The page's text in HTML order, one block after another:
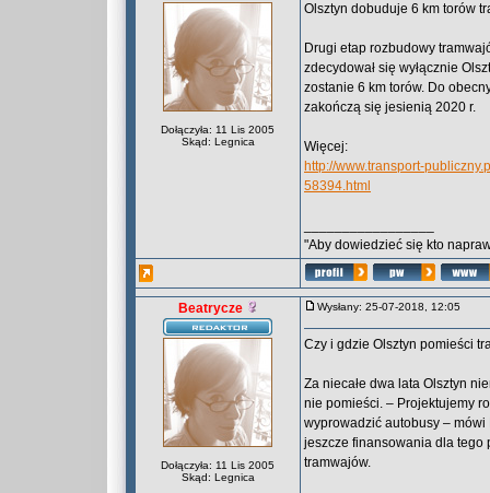
Dołączyła: 11 Lis 2005
Skąd: Legnica
Olsztyn dobuduje 6 km torów
Drugi etap rozbudowy
zdecydował się wyłącznie
zostanie 6 km torów. Do
zakończą się jesienią 2020 r.
Więcej:
http://www.transport-
58394.html
"Aby dowiedzieć się kto
Beatrycze
Dołączyła: 11 Lis 2005
Skąd: Legnica
Wysłany: 25-07-2018, 12:05
Czy i gdzie Olsztyn pomieści
Za niecałe dwa lata Olsztyn
nie pomieści. – Projektujemy
wyprowadzić autobusy –
jeszcze finansowania dla tego
tramwajów.